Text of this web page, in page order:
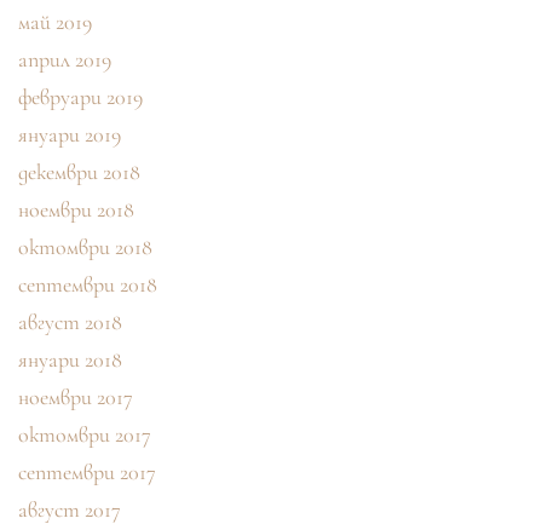
май 2019
април 2019
февруари 2019
януари 2019
декември 2018
ноември 2018
октомври 2018
септември 2018
август 2018
януари 2018
ноември 2017
октомври 2017
септември 2017
август 2017